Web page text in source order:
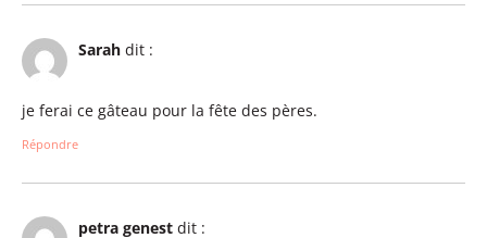
Sarah dit :
je ferai ce gâteau pour la fête des pères.
Répondre
petra genest dit :